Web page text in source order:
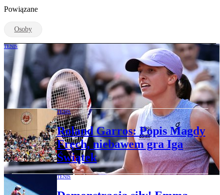
Powiązane
Osoby
TENIS
Roland Garros. Iga Świątek nie ma litości
dla Emmy Raducanu. Jest awans do
trzeciej rundy
TENIS
Roland Garros: Popis Magdy
Fręch, niebawem gra Iga
Świątek
TENIS